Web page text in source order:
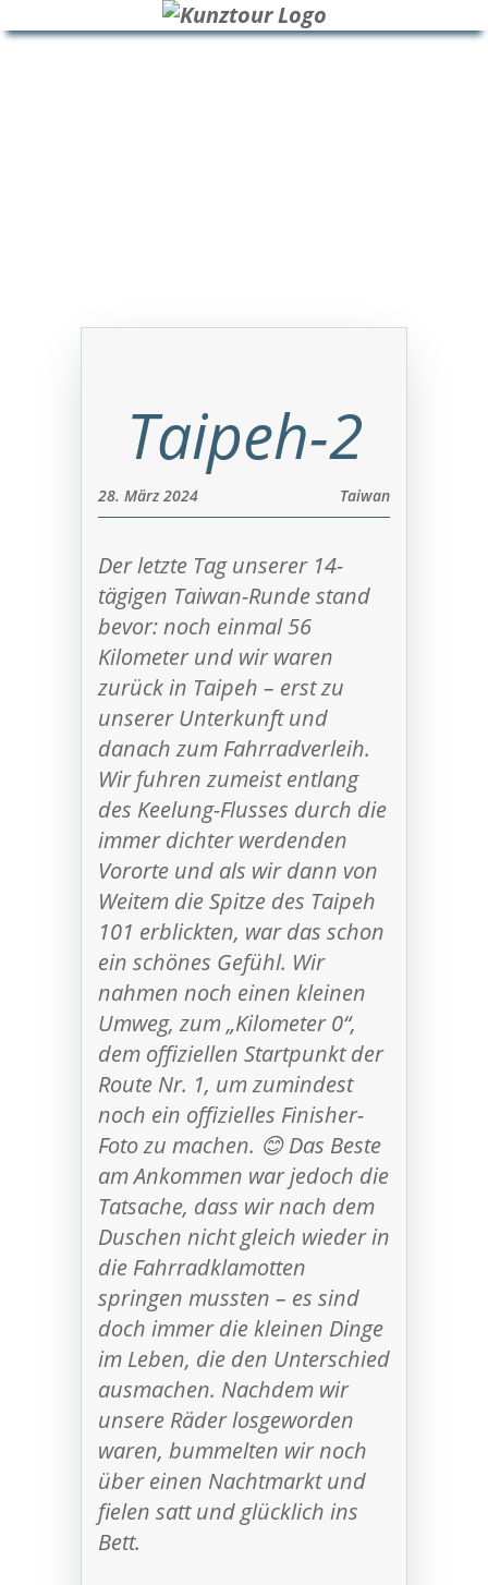
Taipeh-2
28. März 2024 Taiwan
Der letzte Tag unserer 14-
tägigen Taiwan-Runde stand
bevor: noch einmal 56
Kilometer und wir waren
zurück in Taipeh – erst zu
unserer Unterkunft und
danach zum Fahrradverleih.
Wir fuhren zumeist entlang
des Keelung-Flusses durch die
immer dichter werdenden
Vororte und als wir dann von
Weitem die Spitze des Taipeh
101 erblickten, war das schon
ein schönes Gefühl. Wir
nahmen noch einen kleinen
Umweg, zum „Kilometer 0“,
dem offiziellen Startpunkt der
Route Nr. 1, um zumindest
noch ein offizielles Finisher-
Foto zu machen. 😊 Das Beste
am Ankommen war jedoch die
Tatsache, dass wir nach dem
Duschen nicht gleich wieder in
die Fahrradklamotten
springen mussten – es sind
doch immer die kleinen Dinge
im Leben, die den Unterschied
ausmachen. Nachdem wir
unsere Räder losgeworden
waren, bummelten wir noch
über einen Nachtmarkt und
fielen satt und glücklich ins
Bett.